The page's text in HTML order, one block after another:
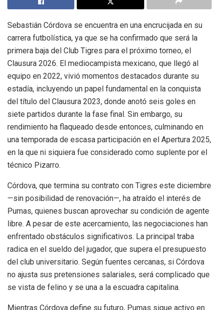
Sebastián Córdova se encuentra en una encrucijada en su
carrera futbolística, ya que se ha confirmado que será la
primera baja del Club Tigres para el próximo torneo, el
Clausura 2026. El mediocampista mexicano, que llegó al
equipo en 2022, vivió momentos destacados durante su
estadía, incluyendo un papel fundamental en la conquista
del título del Clausura 2023, donde anotó seis goles en
siete partidos durante la fase final. Sin embargo, su
rendimiento ha flaqueado desde entonces, culminando en
una temporada de escasa participación en el Apertura 2025,
en la que ni siquiera fue considerado como suplente por el
técnico Pizarro.
Córdova, que termina su contrato con Tigres este diciembre
—sin posibilidad de renovación—, ha atraído el interés de
Pumas, quienes buscan aprovechar su condición de agente
libre. A pesar de este acercamiento, las negociaciones han
enfrentado obstáculos significativos. La principal traba
radica en el sueldo del jugador, que supera el presupuesto
del club universitario. Según fuentes cercanas, si Córdova
no ajusta sus pretensiones salariales, será complicado que
se vista de felino y se una a la escuadra capitalina.
Mientras Córdova define su futuro, Pumas sigue activo en